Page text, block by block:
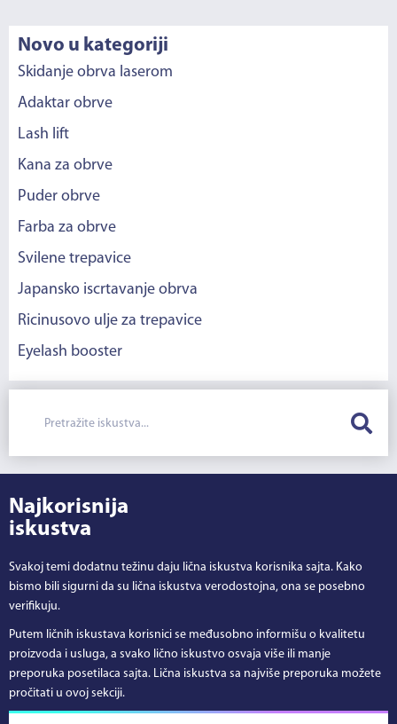
Novo u kategoriji
Skidanje obrva laserom
Adaktar obrve
Lash lift
Kana za obrve
Puder obrve
Farba za obrve
Svilene trepavice
Japansko iscrtavanje obrva
Ricinusovo ulje za trepavice
Eyelash booster
Najkorisnija
iskustva
Svakoj temi dodatnu težinu daju lična iskustva korisnika sajta. Kako
bismo bili sigurni da su lična iskustva verodostojna, ona se posebno
verifikuju.
Putem ličnih iskustava korisnici se međusobno informišu o kvalitetu
proizvoda i usluga, a svako lično iskustvo osvaja više ili manje
preporuka posetilaca sajta. Lična iskustva sa najviše preporuka možete
pročitati u ovoj sekciji.